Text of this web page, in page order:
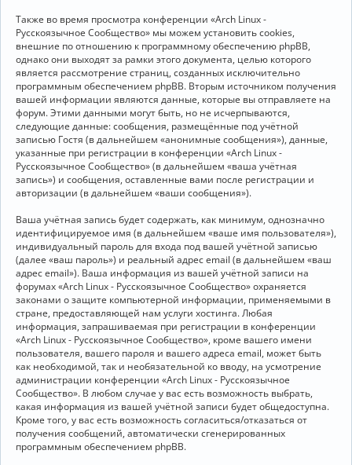
Также во время просмотра конференции «Arch Linux -
Русскоязычное Сообщество» мы можем установить cookies,
внешние по отношению к программному обеспечению phpBB,
однако они выходят за рамки этого документа, целью которого
является рассмотрение страниц, созданных исключительно
программным обеспечением phpBB. Вторым источником получения
вашей информации являются данные, которые вы отправляете на
форум. Этими данными могут быть, но не исчерпываются,
следующие данные: сообщения, размещённые под учётной
записью Гостя (в дальнейшем «анонимные сообщения»), данные,
указанные при регистрации в конференции «Arch Linux -
Русскоязычное Сообщество» (в дальнейшем «ваша учётная
запись») и сообщения, оставленные вами после регистрации и
авторизации (в дальнейшем «ваши сообщения»).
Ваша учётная запись будет содержать, как минимум, однозначно
идентифицируемое имя (в дальнейшем «ваше имя пользователя»),
индивидуальный пароль для входа под вашей учётной записью
(далее «ваш пароль») и реальный адрес email (в дальнейшем «ваш
адрес email»). Ваша информация из вашей учётной записи на
форумах «Arch Linux - Русскоязычное Сообщество» охраняется
законами о защите компьютерной информации, применяемыми в
стране, предоставляющей нам услуги хостинга. Любая
информация, запрашиваемая при регистрации в конференции
«Arch Linux - Русскоязычное Сообщество», кроме вашего имени
пользователя, вашего пароля и вашего адреса email, может быть
как необходимой, так и необязательной ко вводу, на усмотрение
администрации конференции «Arch Linux - Русскоязычное
Сообщество». В любом случае у вас есть возможность выбрать,
какая информация из вашей учётной записи будет общедоступна.
Кроме того, у вас есть возможность согласиться/отказаться от
получения сообщений, автоматически сгенерированных
программным обеспечением phpBB.